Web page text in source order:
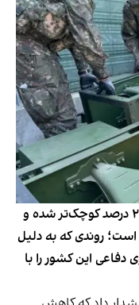
ارتش کره‌جنوبی طی شش سال گذشته ۲۰ درصد کوچک‌تر شده و
نیرو رسیده است؛ روندی که به دلیل
این کشور را با